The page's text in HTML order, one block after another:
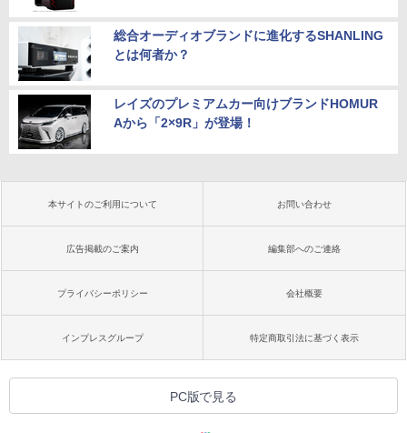
総合オーディオブランドに進化するSHANLING
とは何者か？
レイズのプレミアムカー向けブランドHOMUR
Aから「2×9R」が登場！
本サイトのご利用について お問い合わせ
広告掲載のご案内 編集部へのご連絡
プライバシーポリシー 会社概要
インプレスグループ 特定商取引法に基づく表示
PC版で見る